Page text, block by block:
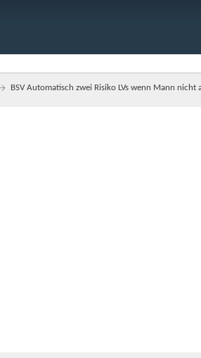
BSV Automatisch zwei Risiko LVs wenn Mann nicht